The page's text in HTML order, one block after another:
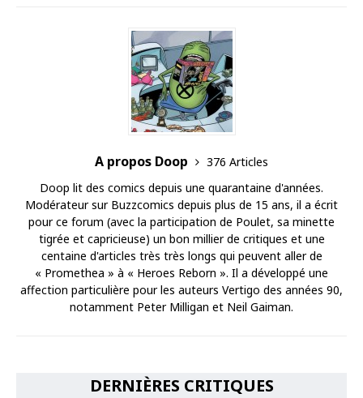
A propos Doop
376 Articles
Doop lit des comics depuis une quarantaine d'années.
Modérateur sur Buzzcomics depuis plus de 15 ans, il a écrit
pour ce forum (avec la participation de Poulet, sa minette
tigrée et capricieuse) un bon millier de critiques et une
centaine d'articles très très longs qui peuvent aller de
« Promethea » à « Heroes Reborn ». Il a développé une
affection particulière pour les auteurs Vertigo des années 90,
notamment Peter Milligan et Neil Gaiman.
DERNIÈRES CRITIQUES